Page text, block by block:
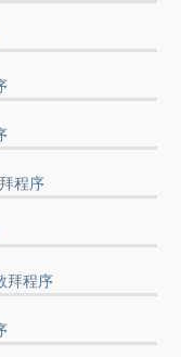
程序
拜程序